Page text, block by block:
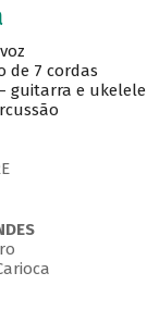
de 7 cordas
guitarra e ukelele